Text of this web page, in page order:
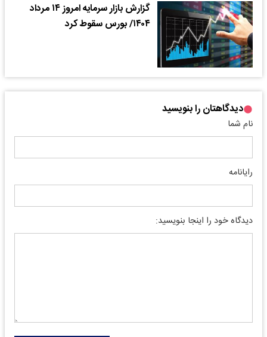
گزارش بازار سرمایه امروز ۱۴ مرداد
۱۴۰۴/ بورس سقوط کرد
دیدگاهتان را بنویسید
نام شما
رایانامه
دیدگاه خود را اینجا بنویسید: